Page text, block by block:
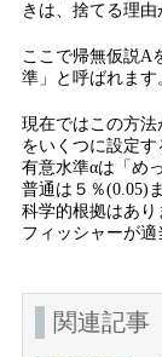
きは、捨てる理
ここで帰無仮説A
準」と呼ばれます
現在ではこの方
をいくつに設定す
有意水準αは「め
普通は５％(0.05)
科学的根拠はあり
フィッシャーが適
関連記事